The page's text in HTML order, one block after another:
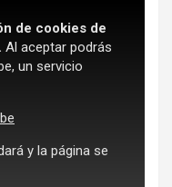
de cookies de
Al aceptar podrás
un servicio
y la página se